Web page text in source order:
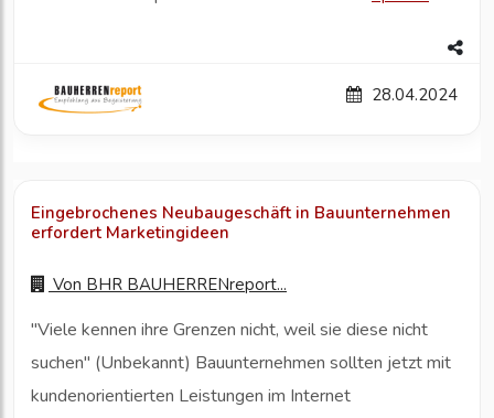
28.04.2024
Eingebrochenes Neubaugeschäft in Bauunternehmen
erfordert Marketingideen
Von BHR BAUHERRENreport...
"Viele kennen ihre Grenzen nicht, weil sie diese nicht
suchen" (Unbekannt) Bauunternehmen sollten jetzt mit
kundenorientierten Leistungen im Internet